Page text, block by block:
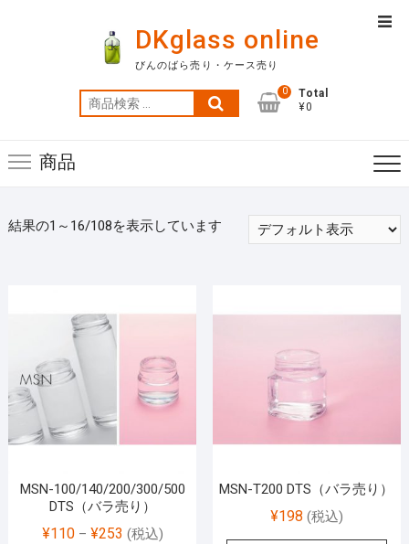
DKglass online
びんのばら売り・ケース売り
索
0
Total
¥0
商品
結果の1～16/108を表示しています
MSN-100/140/200/300/500
DTS（バラ売り）
¥110– ¥253 (税込)
MSN-T200 DTS（バラ売り）
¥198 (税込)